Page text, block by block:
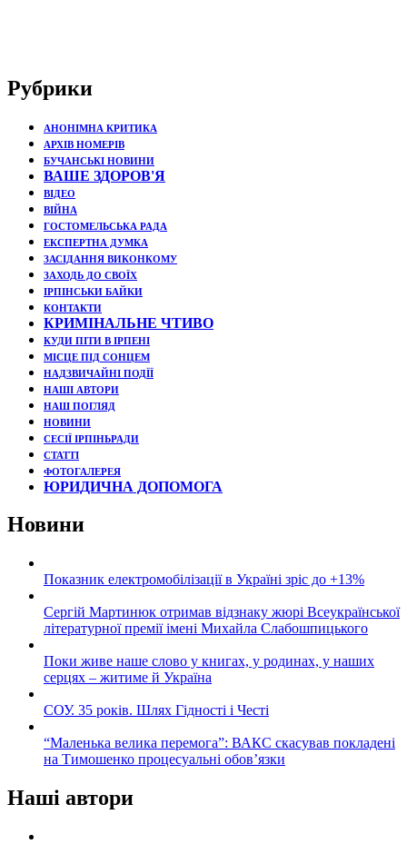
Рубрики
АНОНІМНА КРИТИКА
АРХІВ НОМЕРІВ
БУЧАНСЬКІ НОВИНИ
ВАШЕ ЗДОРОВ'Я
ВІДЕО
ВІЙНА
ГОСТОМЕЛЬСЬКА РАДА
ЕКСПЕРТНА ДУМКА
ЗАСІДАННЯ ВИКОНКОМУ
ЗАХОДЬ ДО СВОЇХ
ІРПІНСЬКИ БАЙКИ
КОНТАКТИ
КРИМІНАЛЬНЕ ЧТИВО
КУДИ ПІТИ В ІРПЕНІ
МІСЦЕ ПІД СОНЦЕМ
НАДЗВИЧАЙНІ ПОДЇЇ
НАШІ АВТОРИ
НАШ ПОГЛЯД
НОВИНИ
СЕСІЇ ІРПІНЬРАДИ
СТАТТІ
ФОТОГАЛЕРЕЯ
ЮРИДИЧНА ДОПОМОГА
Новини
Показник електромобілізації в Україні зріс до +13%
Сергій Мартинюк отримав відзнаку жюрі Всеукраїнської
літературної премії імені Михайла Слабошпицького
Поки живе наше слово у книгах, у родинах, у наших
серцях – житиме й Україна
СОУ. 35 років. Шлях Гідності і Честі
“Маленька велика перемога”: ВАКС скасував покладені
на Тимошенко процесуальні обов’язки
Наші автори